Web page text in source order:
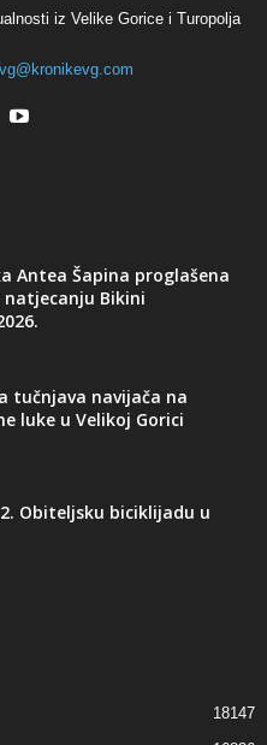
iz Velike Gorice i Turopolja
Antea Šapina proglašena
natjecanju Bikini
tučnjava navijača na
luke u Velikoj Gorici
Obiteljsku biciklijadu u
18147